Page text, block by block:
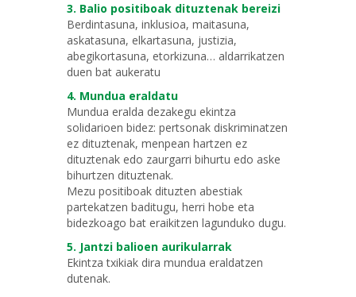
3. Balio positiboak dituztenak bereizi
Berdintasuna, inklusioa, maitasuna,
askatasuna, elkartasuna, justizia,
abegikortasuna, etorkizuna… aldarrikatzen
duen bat aukeratu
4. Mundua eraldatu
Mundua eralda dezakegu ekintza
solidarioen bidez: pertsonak diskriminatzen
ez dituztenak, menpean hartzen ez
dituztenak edo zaurgarri bihurtu edo aske
bihurtzen dituztenak.
Mezu positiboak dituzten abestiak
partekatzen baditugu, herri hobe eta
bidezkoago bat eraikitzen lagunduko dugu.
5. Jantzi balioen aurikularrak
Ekintza txikiak dira mundua eraldatzen
dutenak.